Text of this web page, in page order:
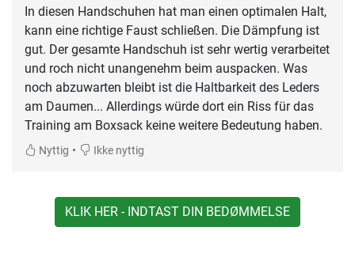
In diesen Handschuhen hat man einen optimalen Halt,
kann eine richtige Faust schließen. Die Dämpfung ist
gut. Der gesamte Handschuh ist sehr wertig verarbeitet
und roch nicht unangenehm beim auspacken. Was
noch abzuwarten bleibt ist die Haltbarkeit des Leders
am Daumen... Allerdings würde dort ein Riss für das
Training am Boxsack keine weitere Bedeutung haben.
Nyttig • Ikke nyttig
KLIK HER - INDTAST DIN BEDØMMELSE